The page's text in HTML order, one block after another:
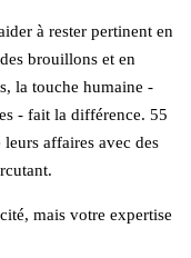
à rester pertinent en
brouillons et en
la touche humaine -
- fait la différence. 55
affaires avec des
mais votre expertise